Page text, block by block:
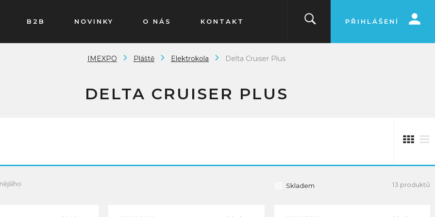
B2B NOVINKY O NÁS KONTAKT PŘIHLÁŠENÍ
IMEXPO Pláště Elektrokola Delta Cruiser Plus
DELTA CRUISER PLUS
Skladem 13 produktů